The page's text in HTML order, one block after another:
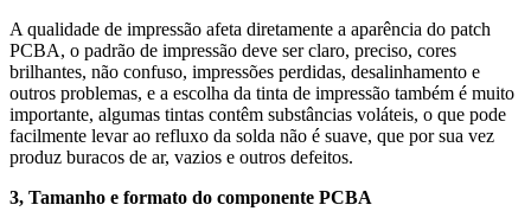
A qualidade de impressão afeta diretamente a aparência do patch
PCBA, o padrão de impressão deve ser claro, preciso, cores
brilhantes, não confuso, impressões perdidas, desalinhamento e
outros problemas, e a escolha da tinta de impressão também é muito
importante, algumas tintas contêm substâncias voláteis, o que pode
facilmente levar ao refluxo da solda não é suave, que por sua vez
produz buracos de ar, vazios e outros defeitos.
3, Tamanho e formato do componente PCBA